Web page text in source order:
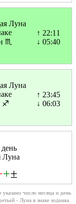
♏
↑ 22:11
↓ 05:40
↑ 23:45
↓ 06:03
Луна
+±
число месяца и день
- Луна в знаке зодиака.